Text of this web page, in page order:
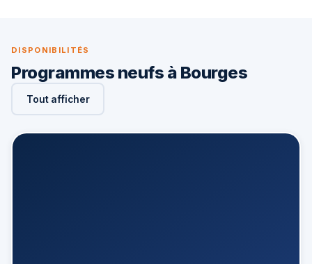
DISPONIBILITÉS
Programmes neufs à Bourges
Tout afficher